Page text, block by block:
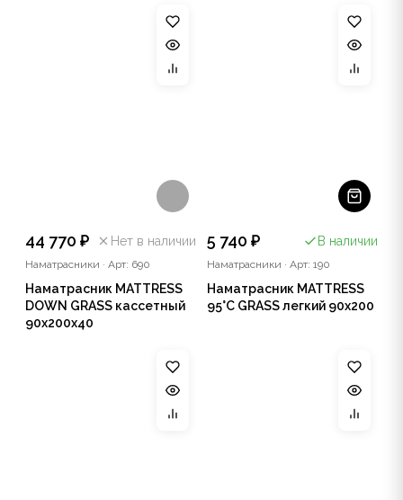
44 770 ₽ Нет в наличии
Наматрасники · Арт: 690
Наматрасник MATTRESS
DOWN GRASS кассетный
90x200x40
5 740 ₽ В наличии
Наматрасники · Арт: 190
Наматрасник MATTRESS
95°C GRASS легкий 90х200